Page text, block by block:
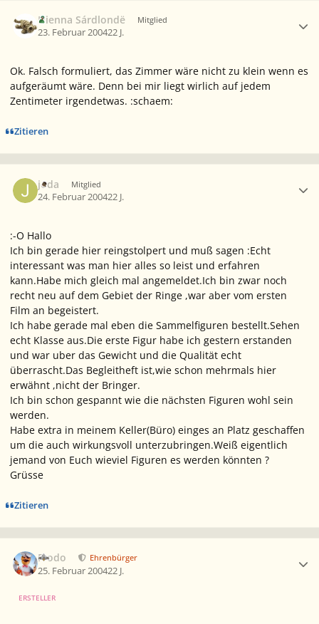
Nienna Sárdlondë Mitglied
23. Februar 200422 J.
Ok. Falsch formuliert, das Zimmer wäre nicht zu klein wenn es
aufgeräumt wäre. Denn bei mir liegt wirlich auf jedem
Zentimeter irgendetwas. :schaem:
Zitieren
joda Mitglied
24. Februar 200422 J.
:-O Hallo
Ich bin gerade hier reingstolpert und muß sagen :Echt
interessant was man hier alles so leist und erfahren
kann.Habe mich gleich mal angemeldet.Ich bin zwar noch
recht neu auf dem Gebiet der Ringe ,war aber vom ersten
Film an begeistert.
Ich habe gerade mal eben die Sammelfiguren bestellt.Sehen
echt Klasse aus.Die erste Figur habe ich gestern erstanden
und war uber das Gewicht und die Qualität echt
überrascht.Das Begleitheft ist,wie schon mehrmals hier
erwähnt ,nicht der Bringer.
Ich bin schon gespannt wie die nächsten Figuren wohl sein
werden.
Habe extra in meinem Keller(Büro) einges an Platz geschaffen
um die auch wirkungsvoll unterzubringen.Weiß eigentlich
jemand von Euch wieviel Figuren es werden könnten ?
Grüsse
Zitieren
Frodo Ehrenbürger
25. Februar 200422 J.
ERSTELLER